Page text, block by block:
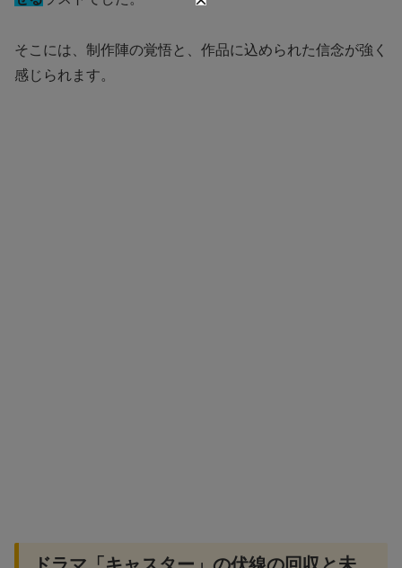
そこには、制作陣の覚悟と、作品に込められた信念が強く
感じられます。